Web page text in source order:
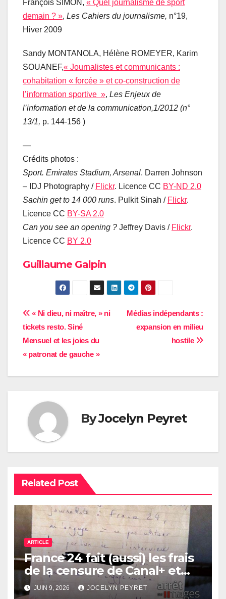
François SIMON, « Quel journalisme de sport
demain ? », Les Cahiers du journalisme, n°19,
Hiver 2009
Sandy MONTANOLA, Hélène ROMEYER, Karim
SOUANEF,« Journalistes et communicants :
cohabitation « forcée » et co-construction de
l’information sportive », Les Enjeux de
l’information et de la communication,1/2012 (n°
13/1, p. 144-156 )
—
Crédits photos :
Sport. Emirates Stadium, Arsenal. Darren Johnson
– IDJ Photography / Flickr. Licence CC BY-ND 2.0
Sachin get to 14 000 runs. Pulkit Sinah / Flickr.
Licence CC BY-SA 2.0
Can you see an opening ? Jeffrey Davis / Flickr.
Licence CC BY 2.0
Guillaume Galpin
Navigation
de
l’article
Médias indépendants :
expansion en milieu
hostile
« Ni dieu, ni maître, » ni
tickets resto. Siné
Mensuel et les joies du
« patronat de gauche »
ByJocelyn Peyret
Related Post
ARTICLE
France 24 fait (aussi) les frais
de la censure de Canal+ et
Bolloré
JUIN 9, 2026 JOCELYN PEYRET